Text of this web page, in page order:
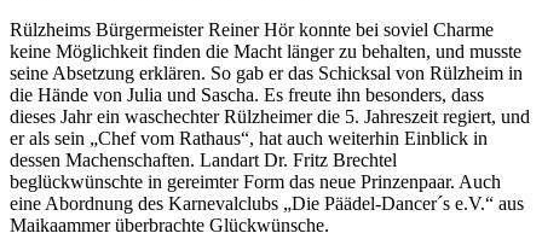
Rülzheims Bürgermeister Reiner Hör konnte bei soviel Charme
keine Möglichkeit finden die Macht länger zu behalten, und musste
seine Absetzung erklären. So gab er das Schicksal von Rülzheim in
die Hände von Julia und Sascha. Es freute ihn besonders, dass
dieses Jahr ein waschechter Rülzheimer die 5. Jahreszeit regiert, und
er als sein „Chef vom Rathaus“, hat auch weiterhin Einblick in
dessen Machenschaften. Landart Dr. Fritz Brechtel
beglückwünschte in gereimter Form das neue Prinzenpaar. Auch
eine Abordnung des Karnevalclubs „Die Päädel-Dancer´s e.V.“ aus
Maikaammer überbrachte Glückwünsche.